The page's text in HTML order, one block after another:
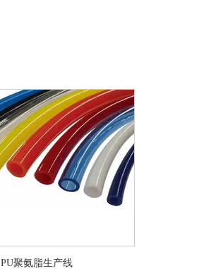
PU聚氨脂生产线